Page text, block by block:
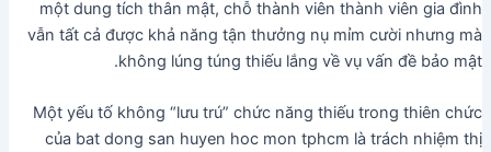
một dung tích thân mật, chỗ thành viên thành viên gia đình
vẫn tất cả được khả năng tận thưởng nụ mỉm cười nhưng mà
không lúng túng thiếu lắng về vụ vấn đề bảo mật.
Một yếu tố không “lưu trú” chức năng thiếu trong thiên chức
của bat dong san huyen hoc mon tphcm là trách nhiệm thị